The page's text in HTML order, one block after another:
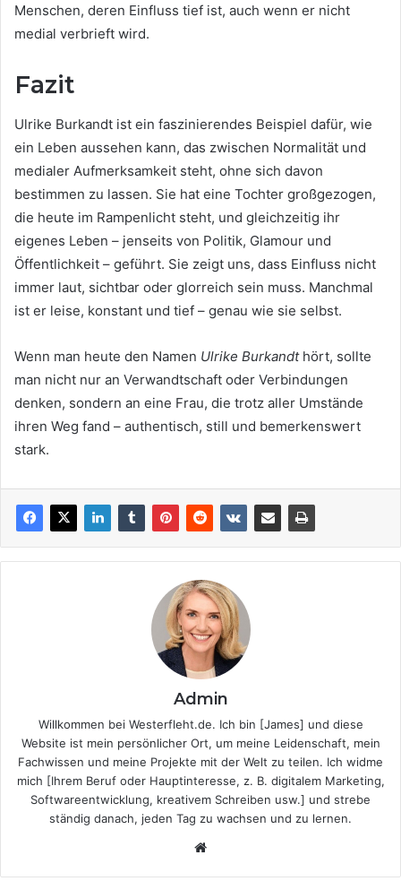
Menschen, deren Einfluss tief ist, auch wenn er nicht
medial verbrieft wird.
Fazit
Ulrike Burkandt ist ein faszinierendes Beispiel dafür, wie
ein Leben aussehen kann, das zwischen Normalität und
medialer Aufmerksamkeit steht, ohne sich davon
bestimmen zu lassen. Sie hat eine Tochter großgezogen,
die heute im Rampenlicht steht, und gleichzeitig ihr
eigenes Leben – jenseits von Politik, Glamour und
Öffentlichkeit – geführt. Sie zeigt uns, dass Einfluss nicht
immer laut, sichtbar oder glorreich sein muss. Manchmal
ist er leise, konstant und tief – genau wie sie selbst.
Wenn man heute den Namen Ulrike Burkandthört, sollte
man nicht nur an Verwandtschaft oder Verbindungen
denken, sondern an eine Frau, die trotz aller Umstände
ihren Weg fand – authentisch, still und bemerkenswert
stark.
Admin
Willkommen bei Westerfleht.de. Ich bin [James] und diese
Website ist mein persönlicher Ort, um meine Leidenschaft, mein
Fachwissen und meine Projekte mit der Welt zu teilen. Ich widme
mich [Ihrem Beruf oder Hauptinteresse, z. B. digitalem Marketing,
Softwareentwicklung, kreativem Schreiben usw.] und strebe
ständig danach, jeden Tag zu wachsen und zu lernen.